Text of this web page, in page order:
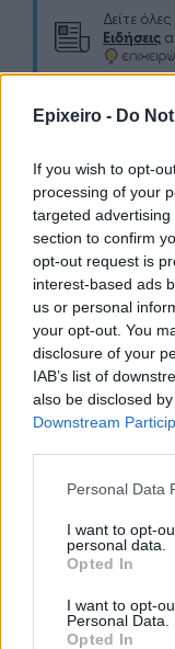
Epixeiro - Do
If you wish to opt-
processing of your
targeted
section to confirm
opt-out request is
interest-based ads
us or personal
your opt-out. You
disclosure of your
IAB’s list of
also be disclosed
Downstream
Personal Data
I want to opt-
personal data.
Opted In
I want to opt-
Personal Data.
Opted In
Δείτε
Ειδήσεις
Σχολιάστε
... σχόλια |